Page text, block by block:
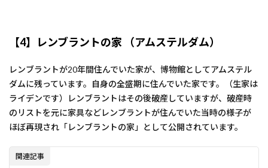
【4】レンブラントの家 （アムステルダム）
レンブラントが20年間住んでいた家が、博物館としてアムステル
ダムに残っています。自身の全盛期に住んでいた家です。（生家は
ライデンです）レンブラントはその後破産していますが、破産時
のリストを元に家具などレンブラントが住んでいた当時の様子が
ほぼ再現され「レンブラントの家」として公開されています。
関連記事